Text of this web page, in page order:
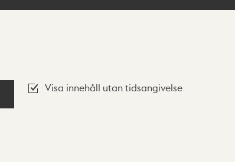
Visa innehåll utan tidsangivelse